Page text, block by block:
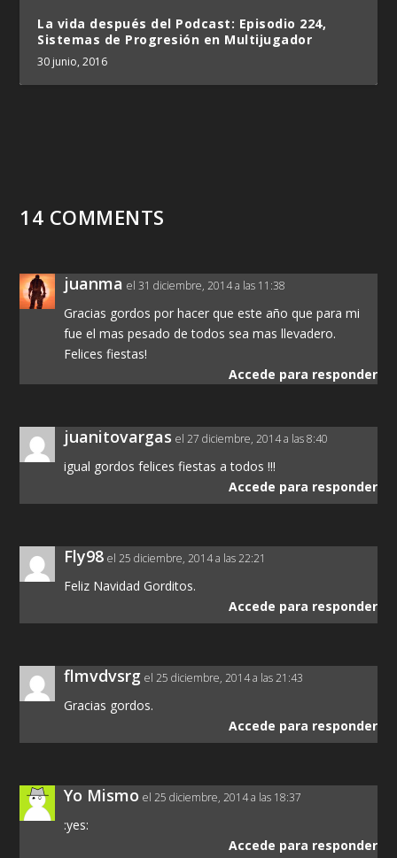
La vida después del Podcast: Episodio 224,
Sistemas de Progresión en Multijugador
30 junio, 2016
14 COMMENTS
juanma el 31 diciembre, 2014 a las 11:38
Gracias gordos por hacer que este año que para mi
fue el mas pesado de todos sea mas llevadero.
Felices fiestas!
Accede para responder
juanitovargas el 27 diciembre, 2014 a las 8:40
igual gordos felices fiestas a todos !!!
Accede para responder
Fly98 el 25 diciembre, 2014 a las 22:21
Feliz Navidad Gorditos.
Accede para responder
flmvdvsrg el 25 diciembre, 2014 a las 21:43
Gracias gordos.
Accede para responder
Yo Mismo el 25 diciembre, 2014 a las 18:37
:yes:
Accede para responder